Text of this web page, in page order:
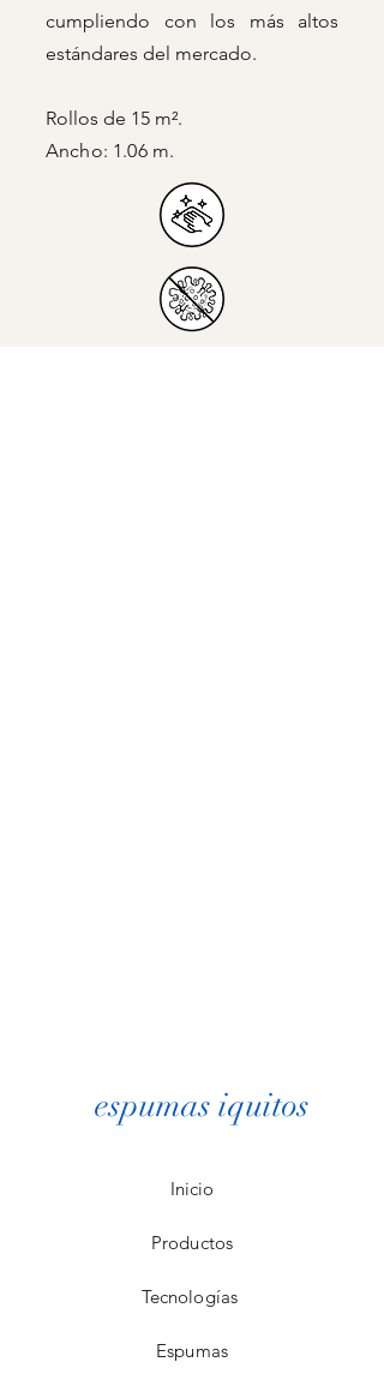
cumpliendo con los más altos
estándares del mercado.
Rollos de 15 m².
Ancho: 1.06 m.
espumas iquitos
Inicio
Productos
Tecnologías
Espumas